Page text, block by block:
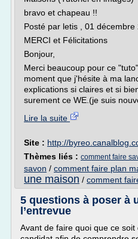
bravo et chapeau !!
Posté par letis , 01
MERCI et Félicitations
Bonjour,
Merci beaucoup pour ce
moment que j'hésite à ma
explications si claires et si
surement ce WE.(je suis
Lire la suite
Site : http://
Thèmes liés : comment faire
savon / comment faire plan
une maison / comment
5 questions à poser à
l’entrevue
Avant de faire quoi que ce